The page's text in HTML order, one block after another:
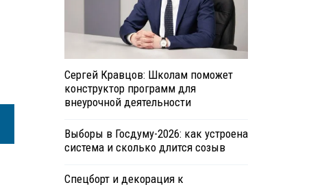
Сергей Кравцов: Школам поможет
конструктор программ для
внеурочной деятельности
Выборы в Госдуму-2026: как устроена
система и сколько длится созыв
Спецборт и декорация к